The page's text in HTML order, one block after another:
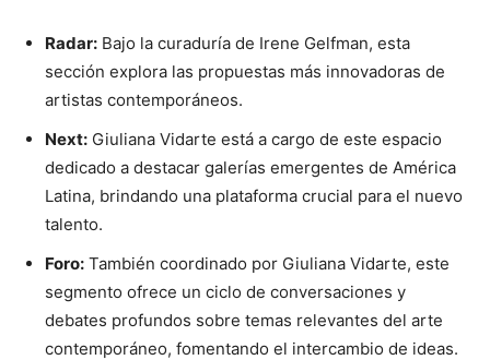
Radar: Bajo la curaduría de Irene Gelfman, esta
sección explora las propuestas más innovadoras de
artistas contemporáneos.
Next: Giuliana Vidarte está a cargo de este espacio
dedicado a destacar galerías emergentes de América
Latina, brindando una plataforma crucial para el nuevo
talento.
Foro: También coordinado por Giuliana Vidarte, este
segmento ofrece un ciclo de conversaciones y
debates profundos sobre temas relevantes del arte
contemporáneo, fomentando el intercambio de ideas.